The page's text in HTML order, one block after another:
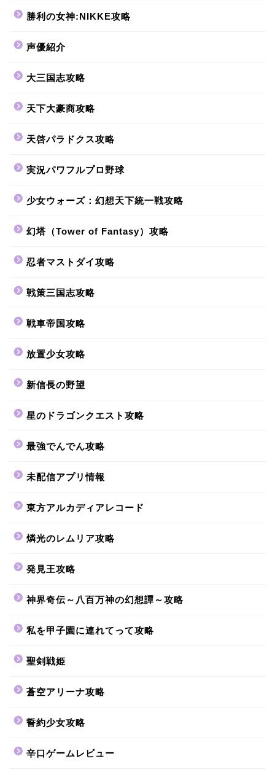
勝利の女神:NIKKE攻略
声優紹介
大三国志攻略
天下大豪商攻略
天啓パラドクス攻略
実況パワフルプロ野球
少女ウォーズ：幻想天下統一戦攻略
幻塔（Tower of Fantasy）攻略
忍者マストダイ攻略
戦策三国志攻略
戦車帝国攻略
放置少女攻略
新信長の野望
星のドラゴンクエスト攻略
最強でんでん攻略
未配信アプリ情報
東方アルカディアレコード
燐光のレムリア攻略
発見王攻略
神界奇伝～八百万神の幻想譚～攻略
私を甲子園に連れてって攻略
聖剣戦姫
蒼空アリーナ攻略
誓約少女攻略
辛口ゲームレビュー